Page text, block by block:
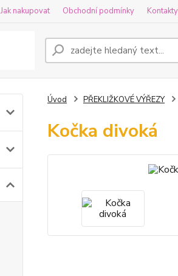
Jak nakupovat Obchodní podmínky Kontakty
Úvod PŘEKLIŽKOVÉ VÝŘEZY
Kočka divoká